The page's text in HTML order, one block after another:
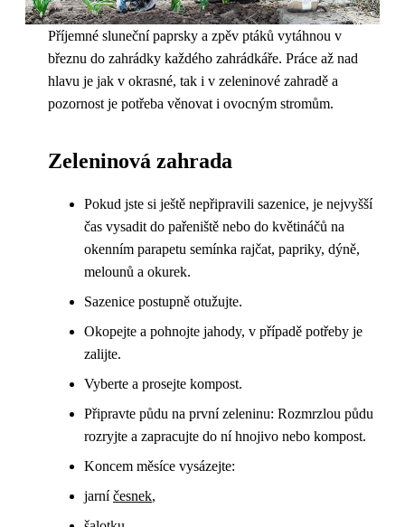
Příjemné sluneční paprsky a zpěv ptáků vytáhnou v
březnu do zahrádky každého zahrádkáře. Práce až nad
hlavu je jak v okrasné, tak i v zeleninové zahradě a
pozornost je potřeba věnovat i ovocným stromům.
Zeleninová zahrada
Pokud jste si ještě nepřipravili sazenice, je nejvyšší
čas vysadit do pařeniště nebo do květináčů na
okenním parapetu semínka rajčat, papriky, dýně,
melounů a okurek.
Sazenice postupně otužujte.
Okopejte a pohnojte jahody, v případě potřeby je
zalijte.
Vyberte a prosejte kompost.
Připravte půdu na první zeleninu: Rozmrzlou půdu
rozryjte a zapracujte do ní hnojivo nebo kompost.
Koncem měsíce vysázejte:
jarní česnek,